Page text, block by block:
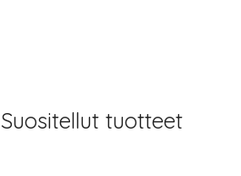
Suositellut tuotteet